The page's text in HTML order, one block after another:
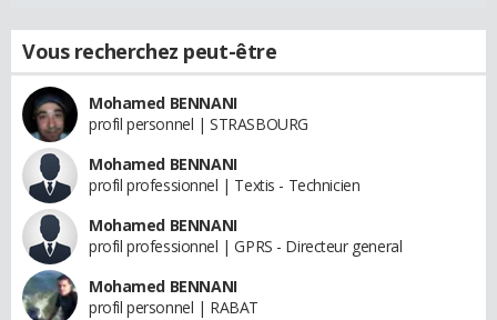
Vous recherchez peut-être
Mohamed BENNANI
profil personnel | STRASBOURG
Mohamed BENNANI
profil professionnel | Textis - Technicien
Mohamed BENNANI
profil professionnel | GPRS - Directeur general
Mohamed BENNANI
profil personnel | RABAT